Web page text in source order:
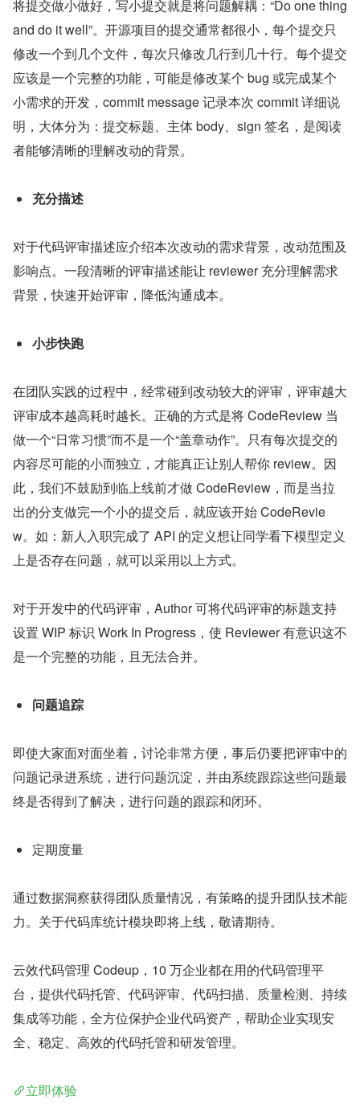
将提交做小做好，写小提交就是将问题解耦：“Do one thing
and do it well”。开源项目的提交通常都很小，每个提交只
修改一个到几个文件，每次只修改几行到几十行。每个提交
应该是一个完整的功能，可能是修改某个 bug 或完成某个
小需求的开发，commit message 记录本次 commit 详细说
明，大体分为：提交标题、主体 body、sign 签名，是阅读
者能够清晰的理解改动的背景。
充分描述
对于代码评审描述应介绍本次改动的需求背景，改动范围及
影响点。一段清晰的评审描述能让 reviewer 充分理解需求
背景，快速开始评审，降低沟通成本。
小步快跑
在团队实践的过程中，经常碰到改动较大的评审，评审越大
评审成本越高耗时越长。正确的方式是将 CodeReview 当
做一个“日常习惯”而不是一个“盖章动作”。只有每次提交的
内容尽可能的小而独立，才能真正让别人帮你 review。因
此，我们不鼓励到临上线前才做 CodeReview，而是当拉
出的分支做完一个小的提交后，就应该开始 CodeRevie
w。如：新人入职完成了 API 的定义想让同学看下模型定义
上是否存在问题，就可以采用以上方式。
对于开发中的代码评审，Author 可将代码评审的标题支持
设置 WIP 标识 Work In Progress，使 Reviewer 有意识这不
是一个完整的功能，且无法合并。
问题追踪
即使大家面对面坐着，讨论非常方便，事后仍要把评审中的
问题记录进系统，进行问题沉淀，并由系统跟踪这些问题最
终是否得到了解决，进行问题的跟踪和闭环。
定期度量
通过数据洞察获得团队质量情况，有策略的提升团队技术能
力。关于代码库统计模块即将上线，敬请期待。
云效代码管理 Codeup，10 万企业都在用的代码管理平
台，提供代码托管、代码评审、代码扫描、质量检测、持续
集成等功能，全方位保护企业代码资产，帮助企业实现安
全、稳定、高效的代码托管和研发管理。
立即体验